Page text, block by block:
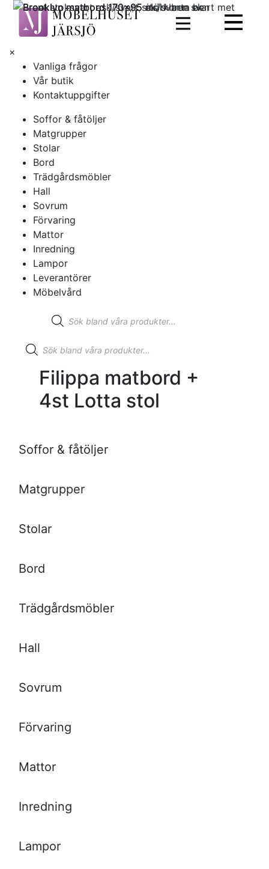
×
Vanliga frågor
Vår butik
Kontaktuppgifter
Soffor & fåtöljer
Matgrupper
Stolar
Bord
Trädgårdsmöbler
Hall
Sovrum
Förvaring
Mattor
Inredning
Lampor
Leverantörer
Möbelvård
Produktsökning
Produktsökning
Filippa matbord +
4st Lotta stol
Soffor & fåtöljer
Matgrupper
Stolar
Bord
Trädgårdsmöbler
Hall
Sovrum
Förvaring
Mattor
Inredning
Lampor